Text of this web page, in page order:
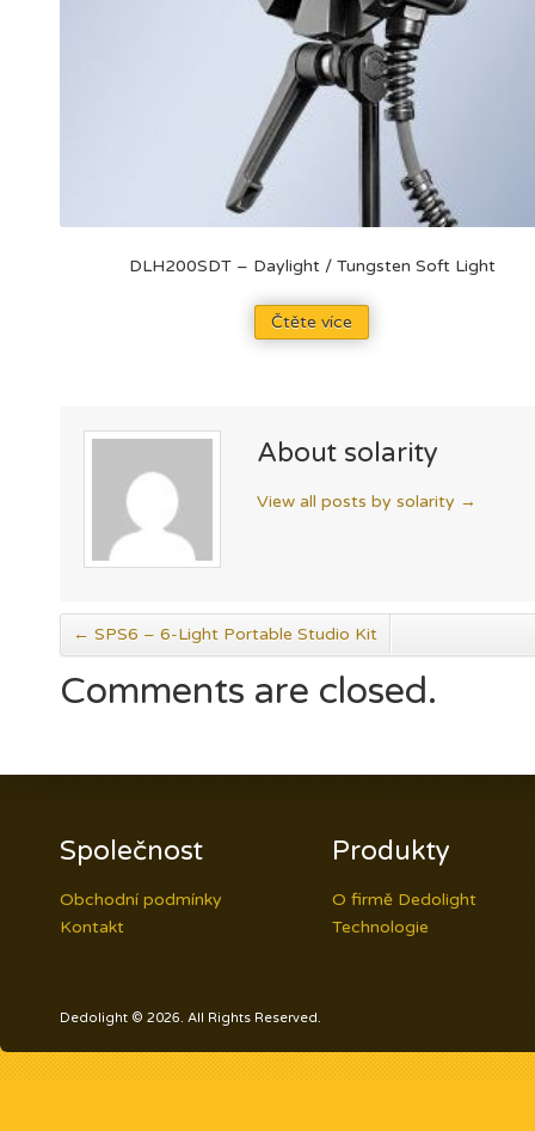
DLH200SDT – Daylight / Tungsten Soft Light
Čtěte více
About solarity
View all posts by solarity →
← SPS6 – 6-Light Portable Studio Kit
Comments are closed.
Společnost
Obchodní podmínky
Kontakt
Produkty
O firmě Dedolight
Technologie
Dedolight © 2026. All Rights Reserved.